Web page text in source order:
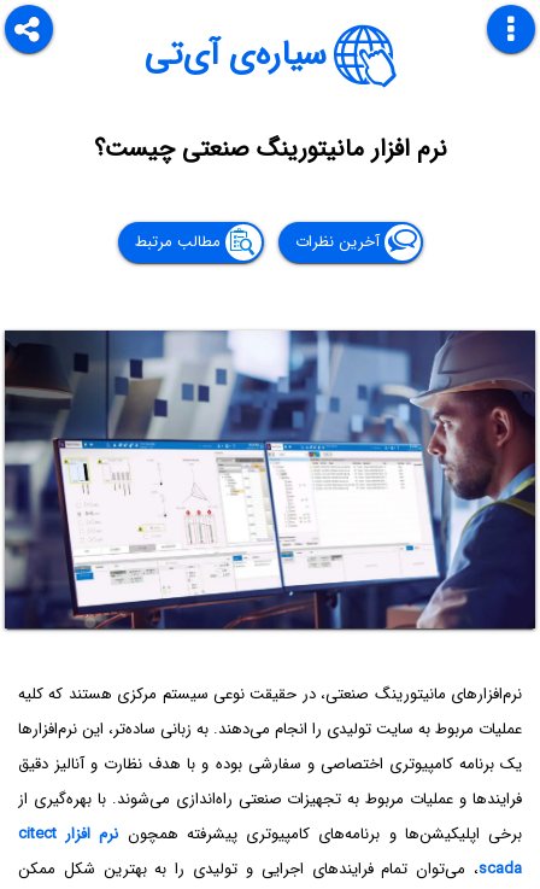
سیاره‌ی آی‌تی
نرم افزار مانیتورینگ صنعتی چیست؟
آخرین نظرات مطالب مرتبط
نرم‌افزارهای مانیتورینگ صنعتی، در حقیقت نوعی سیستم مرکزی هستند که کلیه
عملیات مربوط به سایت تولیدی را انجام می‌دهند. به زبانی ساده‌تر، این نرم‌افزارها
یک برنامه کامپیوتری اختصاصی و سفارشی بوده و با هدف نظارت و آنالیز دقیق
فرایندها و عملیات مربوط به تجهیزات صنعتی راه‌اندازی می‌شوند. با بهره‌گیری از
برخی اپلیکیشن‌ها و برنامه‌های کامپیوتری پیشرفته همچون
نرم افزار citect
scada، می‌توان تمام فرایندهای اجرایی و تولیدی را به بهترین شکل ممکن